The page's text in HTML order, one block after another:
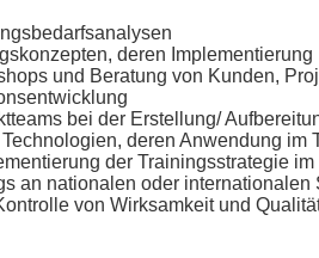
deren
und Beratung von Kunden,
bei der Erstellung/
deren Anwendung
der Trainingsstrategie
an nationalen oder
von Wirksamkeit und